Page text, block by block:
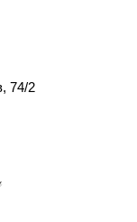
74/2